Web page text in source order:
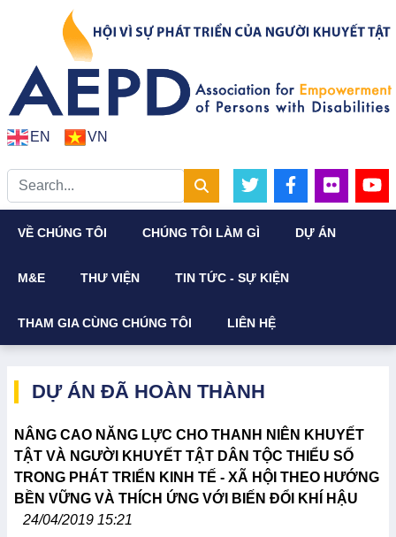
EN VN
VỀ CHÚNG TÔI CHÚNG TÔI LÀM GÌ DỰ ÁN
M&E THƯ VIỆN TIN TỨC - SỰ KIỆN
THAM GIA CÙNG CHÚNG TÔI LIÊN HỆ
DỰ ÁN ĐÃ HOÀN THÀNH
NÂNG CAO NĂNG LỰC CHO THANH NIÊN KHUYẾT
TẬT VÀ NGƯỜI KHUYẾT TẬT DÂN TỘC THIỂU SỐ
TRONG PHÁT TRIỂN KINH TẾ - XÃ HỘI THEO HƯỚNG
BỀN VỮNG VÀ THÍCH ỨNG VỚI BIẾN ĐỔI KHÍ HẬU
24/04/2019 15:21